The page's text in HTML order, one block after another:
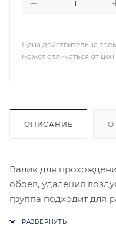
Цена действительна
может отличаться от
ОПИСАНИЕ
Валик для
обоев, удаления
группа подходит для